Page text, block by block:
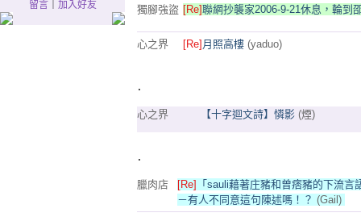
留言｜ 加入好友 獨腳強盜 [Re]聯網抄襲家2006-9-21休息，輪到
心之界 [Re] 月照高樓 (yaduo)
.
心之界 【十字迴文詩】憐影 (煙)
.
臘肉店 [Re]
「sauli藉著庄豬和曾痞豬的下流
－有人不同意這句陳述嗎！？ (Gail)